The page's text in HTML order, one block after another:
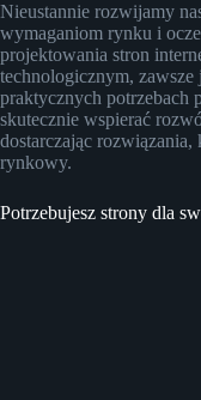
Nieustannie rozwijamy
wymaganiom rynku i
projektowania stron
technologicznym, zawsze
praktycznych potrzebach
skutecznie wspierać
dostarczając rozwiązania,
rynkowy.
Potrzebujesz strony dla